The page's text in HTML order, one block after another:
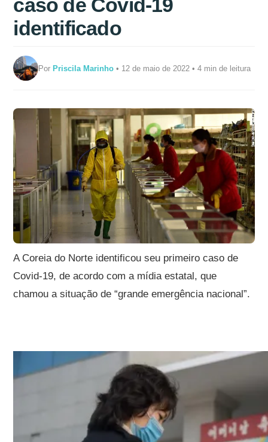
caso de Covid-19
identificado
PorPriscila Marinho • 12 de maio de 2022 • 4 min de leitura
A Coreia do Norte identificou seu primeiro caso de
Covid-19, de acordo com a mídia estatal, que
chamou a situação de “grande emergência nacional”.